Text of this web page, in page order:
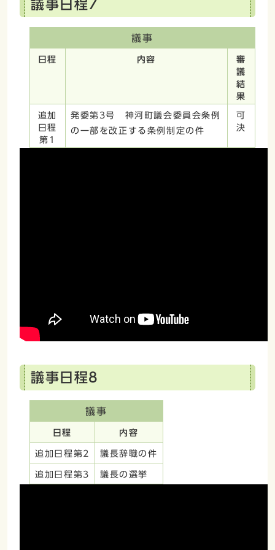
議事日程7
議事
日程 内容
審
議
結
果
追加
日程
第1
発委第3号 神河町議会委員会条例
の一部を改正する条例制定の件
可
決
議事日程8
議事
日程 内容
追加日程第2 議長辞職の件
追加日程第3 議長の選挙